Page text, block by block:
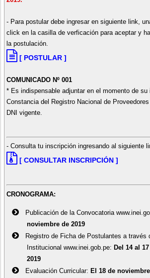
- Garantizar, bajo su responsabilidad el envío de
- Para postular debe ingresar en siguiente link,
click en la casilla de verficación para aceptar y
la postulación.
[ POSTULAR ]
COMUNICADO Nº 001
* Es indispensable adjuntar en el momento de su
Constancia del Registro Nacional de
DNI vigente.
- Consulta tu inscripción ingresando al siguiente
[ CONSULTAR INSCRIPCIÓN ]
CRONOGRAMA:
Publicación de la Convocatoria
noviembre de 2019
Registro de Ficha de Postulantes a través
Institucional www.inei.gob.pe: Del 14 al
2019
Evaluación Curricular: El 18 de